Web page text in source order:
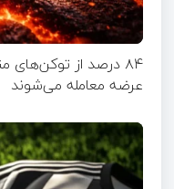
عرضه معامله می‌شوند